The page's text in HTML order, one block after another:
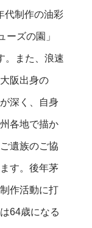
代制作の油彩
ーズの園」
。また、浪速
阪出身の
深く、自身
各地で描か
遺族のご協
す。後年茅
作活動に打
64歳になる